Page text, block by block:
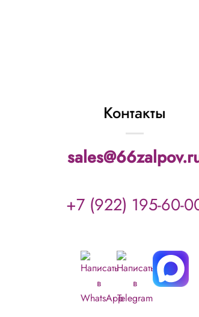
Контакты
+7 (922) 195-60-